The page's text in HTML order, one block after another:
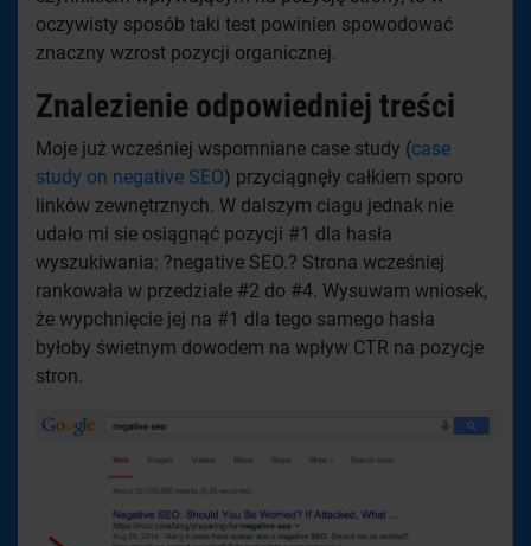
oczywisty sposób taki test powinien spowodować
znaczny wzrost pozycji organicznej.
Znalezienie odpowiedniej treści
Moje już wcześniej wspomniane case study (case
study on negative SEO) przyciągnęły całkiem sporo
linków zewnętrznych. W dalszym ciagu jednak nie
udało mi sie osiągnąć pozycji #1 dla hasła
wyszukiwania: ?negative SEO.? Strona wcześniej
rankowała w przedziale #2 do #4. Wysuwam wniosek,
że wypchnięcie jej na #1 dla tego samego hasła
byłoby świetnym dowodem na wpływ CTR na pozycje
stron.